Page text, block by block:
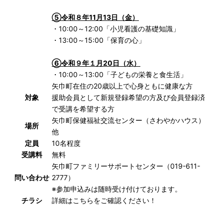
⑤令和８年11月13日（金）
・10:00～12:00「小児看護の基礎知識」
・13:00～15:00「保育の心」
⑥令和９年１月20日（水）
・10:00～13:00「子どもの栄養と食生活」
対象
矢巾町在住の20歳以上で心身ともに健康な方
援助会員として新規登録希望の方及び会員登録済
で受講を希望する方
場所
矢巾町保健福祉交流センター（さわやかハウス）
他
定員
10名程度
受講料
無料
問い合わせ
矢巾町ファミリーサポートセンター（019-611-
2777）
※参加申込みは随時受け付けております。
チラシ
詳細はこちらをご確認ください！